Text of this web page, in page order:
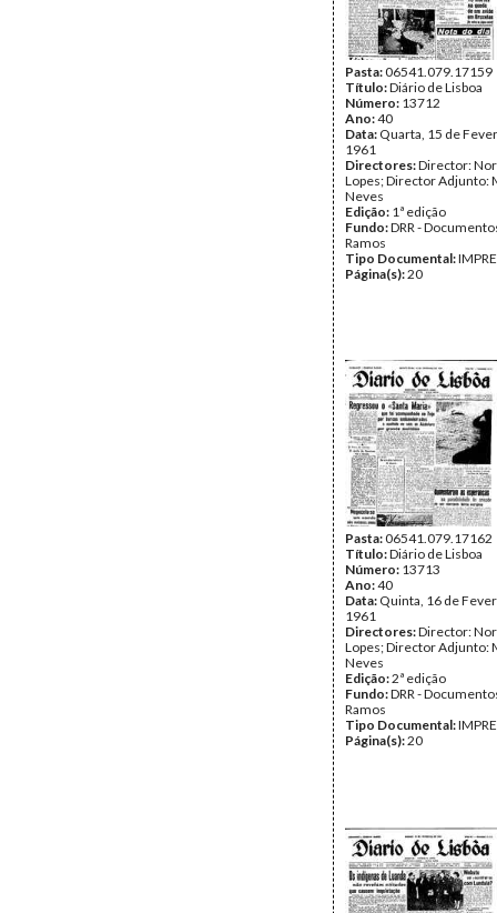
Pasta:06541.079.17159
Título:Diário de Lisboa
Número: 13712
Ano:40
Data: Quarta, 15 de
1961
Directores:Director:
Lopes; Director Adjunto:
Neves
Edição: 1ª edição
Fundo:DRR -
Ramos
Tipo Documental:
Página(s):20
Pasta:06541.079.17162
Título:Diário de Lisboa
Número: 13713
Ano:40
Data: Quinta, 16 de
1961
Directores:Director:
Lopes; Director Adjunto:
Neves
Edição:2ª edição
Fundo:DRR -
Ramos
Tipo Documental:
Página(s):20